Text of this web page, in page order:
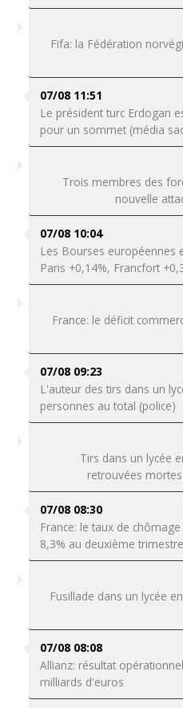
Fifa: la Fédération
07/08 11:51
Le président turc Erdogan
pour un sommet (média
Trois membres des
nouvelle
07/08 10:04
Les Bourses européennes
Paris +0,14%, Francfort
France: le déficit
07/08 09:23
L'auteur des tirs dans un
personnes au total (police)
Tirs dans un lycée
retrouvées
07/08 08:30
France: le taux de
8,3% au deuxième
Fusillade dans un lycée
07/08 08:08
Allianz: résultat
milliards d'euros